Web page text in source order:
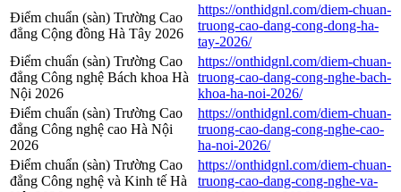
Điểm chuẩn (sàn) Trường Cao
đẳng Cộng đồng Hà Tây 2026
https://onthidgnl.com/diem-chuan-
truong-cao-dang-cong-dong-ha-
tay-2026/
Điểm chuẩn (sàn) Trường Cao
đẳng Công nghệ Bách khoa Hà
Nội 2026
https://onthidgnl.com/diem-chuan-
truong-cao-dang-cong-nghe-bach-
khoa-ha-noi-2026/
Điểm chuẩn (sàn) Trường Cao
đẳng Công nghệ cao Hà Nội
2026
https://onthidgnl.com/diem-chuan-
truong-cao-dang-cong-nghe-cao-
ha-noi-2026/
Điểm chuẩn (sàn) Trường Cao
đẳng Công nghệ và Kinh tế Hà
https://onthidgnl.com/diem-chuan-
truong-cao-dang-cong-nghe-va-